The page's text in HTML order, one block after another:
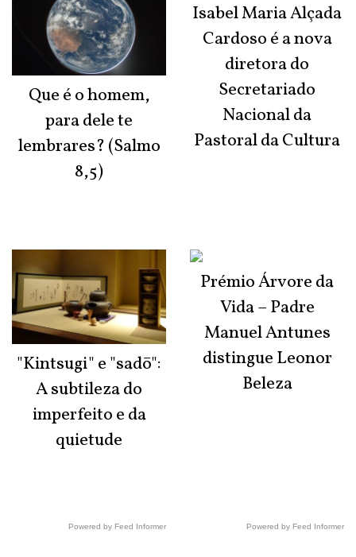
Que é o homem,
para dele te
lembrares? (Salmo
8,5)
"Kintsugi" e "sadō":
A subtileza do
imperfeito e da
quietude
Powered by Feed Informer
Isabel Maria Alçada
Cardoso é a nova
diretora do
Secretariado
Nacional da
Pastoral da Cultura
Prémio Árvore da
Vida – Padre
Manuel Antunes
distingue Leonor
Beleza
Powered by Feed Informer